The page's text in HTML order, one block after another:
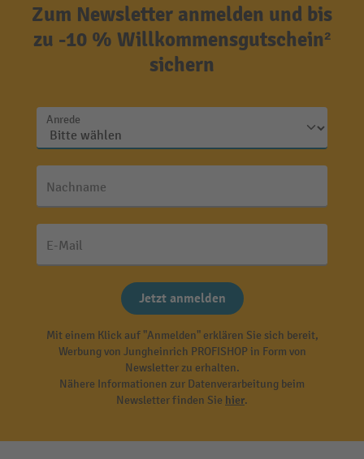
Zum Newsletter anmelden und bis
zu -10 % Willkommensgutschein²
sichern
Anrede
Nachname
E-Mail
Jetzt anmelden
Mit einem Klick auf "Anmelden" erklären Sie sich bereit,
Werbung von Jungheinrich PROFISHOP in Form von
Newsletter zu erhalten.
Nähere Informationen zur Datenverarbeitung beim
Newsletter finden Sie hier.